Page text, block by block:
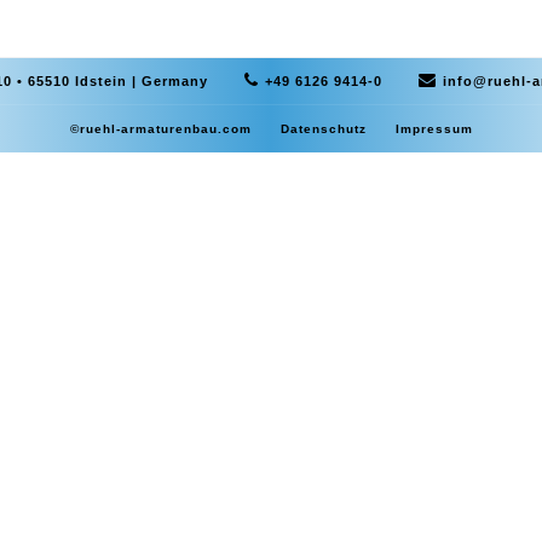
• 65510 Idstein | Germany +49 6126 9414-0 info@ruehl-
©ruehl-armaturenbau.com Datenschutz Impressum